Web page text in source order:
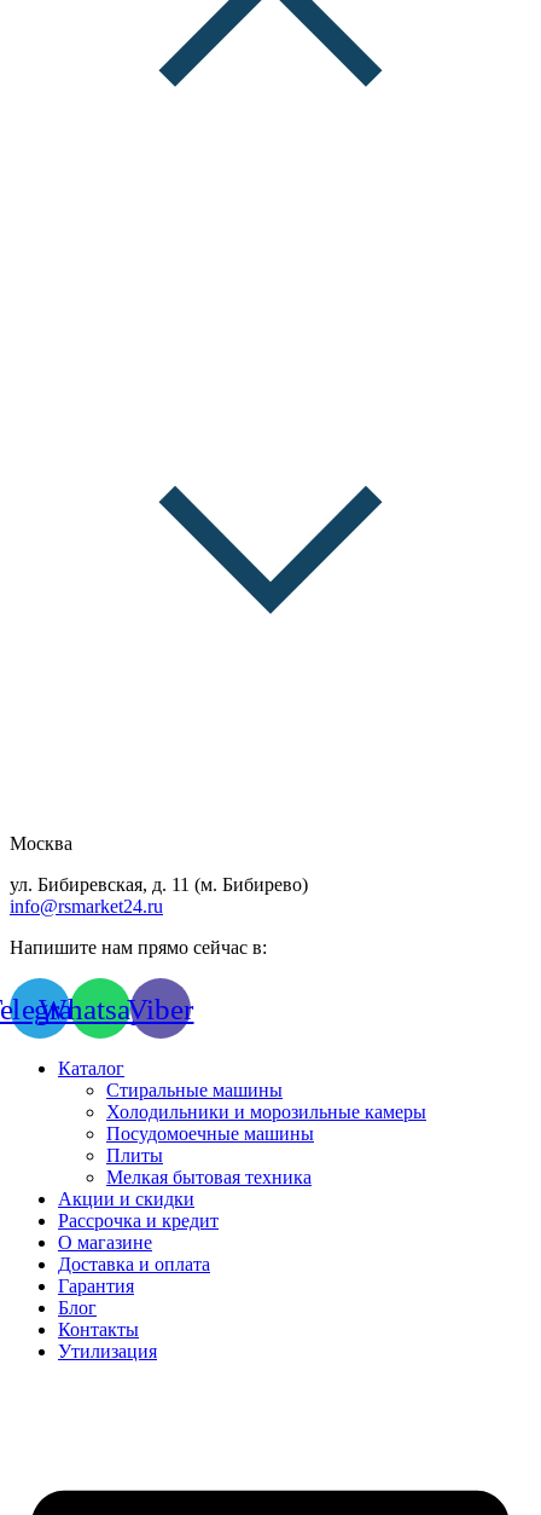
Москва
ул. Бибиревская, д. 11 (м. Бибирево)
info@rsmarket24.ru
Напишите нам прямо сейчас в:
WhatsappViber
Каталог
Стиральные машины
Холодильники и морозильные камеры
Посудомоечные машины
Плиты
Мелкая бытовая техника
Акции и скидки
Рассрочка и кредит
О магазине
Доставка и оплата
Гарантия
Блог
Контакты
Утилизация